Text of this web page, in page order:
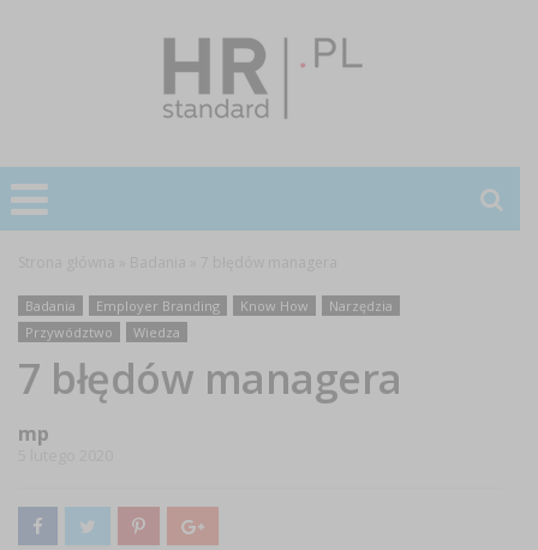
Badania Employer Branding Know How
Narzędzia
Przywództwo
Wiedza
7 błędów managera
mp